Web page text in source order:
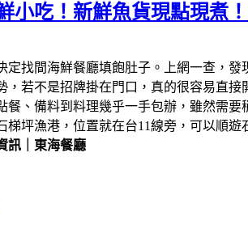
小吃！新鮮魚貨現點現煮！
找間海鮮餐廳填飽肚子。上網一查，發
若不是招牌掛在門口，真的很容易直
、備料到料理幾乎一手包辦，雖然需要
梯坪漁港，位置就在台11線旁，可以順
訊｜東海餐廳